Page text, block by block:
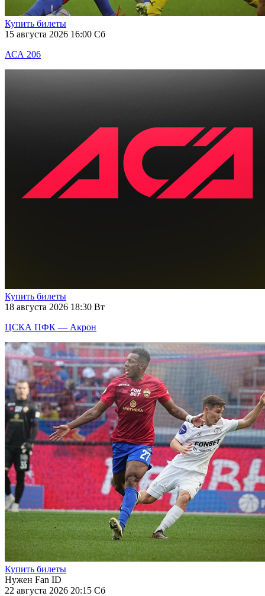
Купить билеты
15 августа 2026 16:00 Сб
АСА 206
Купить билеты
18 августа 2026 18:30 Вт
ЦСКА ПФК — Акрон
Купить билеты
Нужен Fan ID
22 августа 2026 20:15 Сб